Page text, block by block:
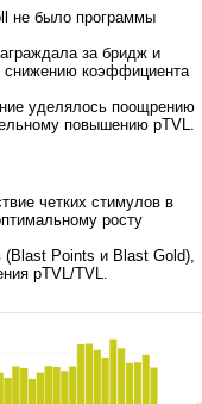
не было программы
за бридж и
снижению коэффициента
уделялось поощрению
повышению pTVL.
четких стимулов в
росту
Points и Blast Gold),
pTVL/TVL.